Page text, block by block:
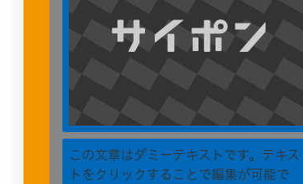
この文章はダミーテキストです。テキス
トをクリックすることで編集が可能で